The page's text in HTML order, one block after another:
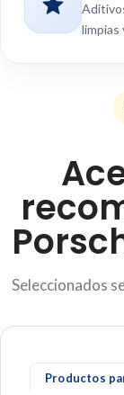
limpias
Seleccionados
Productos